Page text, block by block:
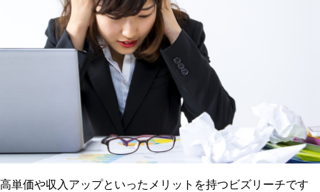
高単価や収入アップといったメリットを持つビズリーチです